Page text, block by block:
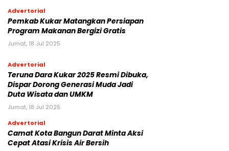
Advertorial
Pemkab Kukar Matangkan Persiapan
Program Makanan Bergizi Gratis
Jumat, 18 Jul 2025
Advertorial
Teruna Dara Kukar 2025 Resmi Dibuka,
Dispar Dorong Generasi Muda Jadi
Duta Wisata dan UMKM
Jumat, 18 Jul 2025
Advertorial
Camat Kota Bangun Darat Minta Aksi
Cepat Atasi Krisis Air Bersih